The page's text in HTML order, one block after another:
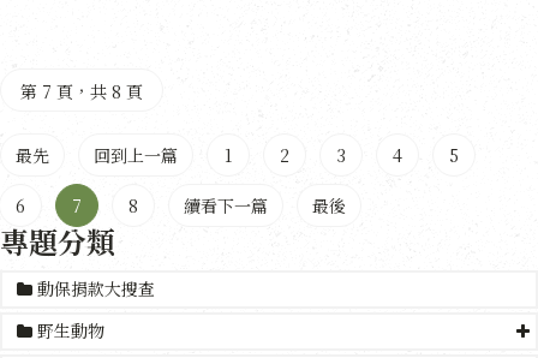
第 7 頁，共 8 頁
最先 回到上一篇 1 2 3 4 5
6 7 8 續看下一篇 最後
專題分類
動保捐款大搜查
野生動物